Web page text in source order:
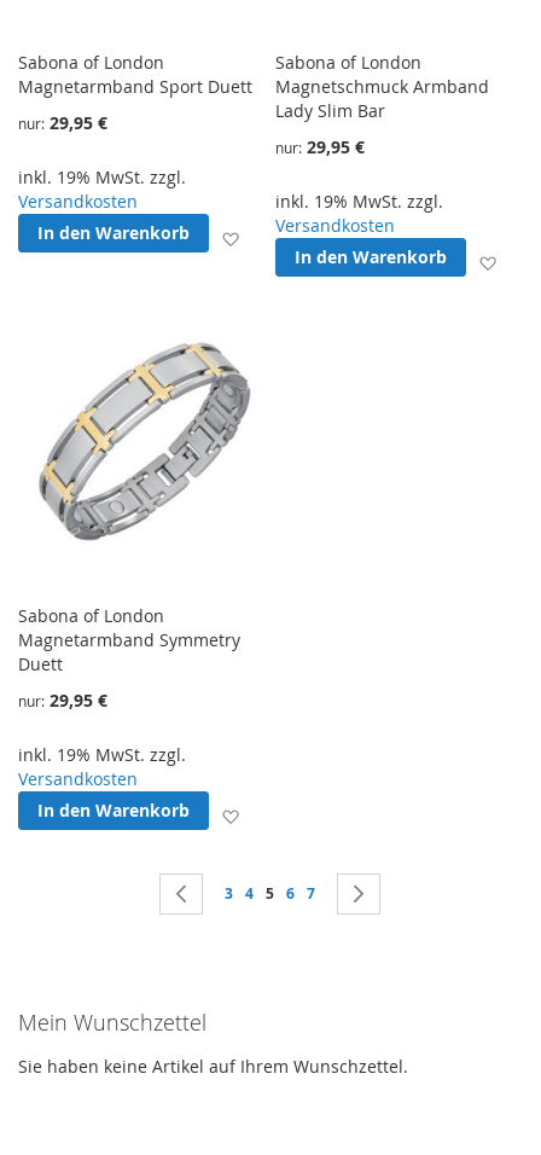
Sabona of London
Magnetarmband Sport Duett
nur 29,95 €
inkl. 19% MwSt. zzgl.
Versandkosten
In den Warenkorb
Zur Wunschliste hinzufügen
Sabona of London
Magnetschmuck Armband
Lady Slim Bar
nur 29,95 €
inkl. 19% MwSt. zzgl.
Versandkosten
In den Warenkorb
Sabona of London
Magnetarmband Symmetry
Duett
nur 29,95 €
inkl. 19% MwSt. zzgl.
Versandkosten
In den Warenkorb
Seite Seite
Zurück
Seite
3 Seite
4 Sie lesen gerade Seite
5 Seite
6 Seite
7
Mein Wunschzettel
Sie haben keine Artikel auf Ihrem Wunschzettel.